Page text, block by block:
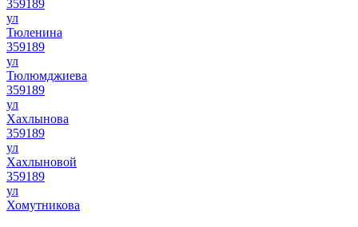
359189
ул
Тюленина
359189
ул
Тюлюмджиева
359189
ул
Хахлынова
359189
ул
Хахлыновой
359189
ул
Хомутникова